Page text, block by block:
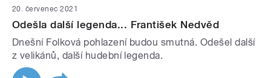
20. červenec 2021
Odešla další legenda... František Nedvěd
Dnešní Folková pohlazení budou smutná. Odešel další
z velikánů, další hudební legenda.